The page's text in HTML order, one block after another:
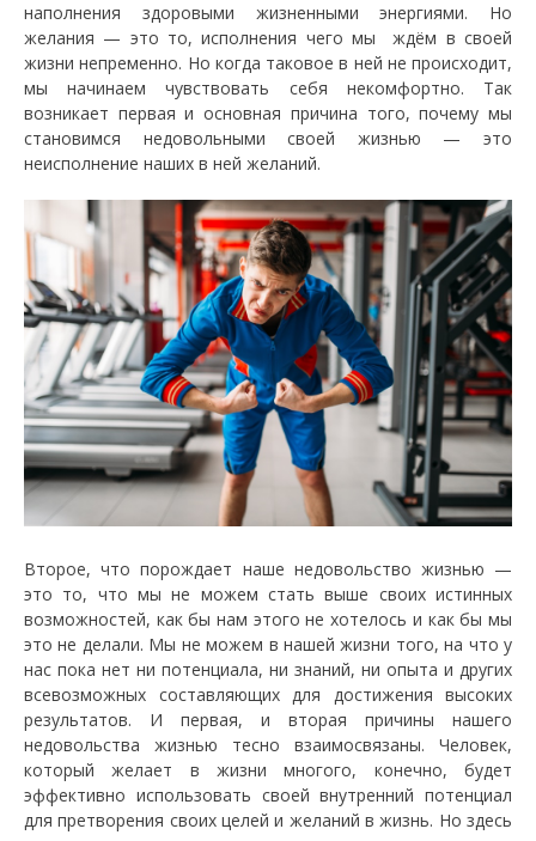
наполнения здоровыми жизненными энергиями. Но
желания — это то, исполнения чего мы ждём в своей
жизни непременно. Но когда таковое в ней не происходит,
мы начинаем чувствовать себя некомфортно. Так
возникает первая и основная причина того, почему мы
становимся недовольными своей жизнью — это
неисполнение наших в ней желаний.
Второе, что порождает наше недовольство жизнью —
это то, что мы не можем стать выше своих истинных
возможностей, как бы нам этого не хотелось и как бы мы
это не делали. Мы не можем в нашей жизни того, на что у
нас пока нет ни потенциала, ни знаний, ни опыта и других
всевозможных составляющих для достижения высоких
результатов. И первая, и вторая причины нашего
недовольства жизнью тесно взаимосвязаны. Человек,
который желает в жизни многого, конечно, будет
эффективно использовать своей внутренний потенциал
для претворения своих целей и желаний в жизнь. Но здесь